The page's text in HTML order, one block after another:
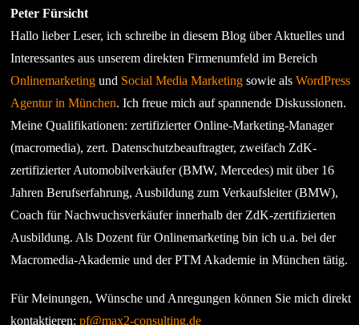
Peter Fürsicht
Hallo lieber Leser, ich schreibe in diesem Blog über Aktuelles und
Interessantes aus unserem direkten Firmenumfeld im Bereich
Onlinemarketing und Social Media Marketing sowie alsWordPress
Agentur in München. Ich freue mich auf spannende Diskussionen.
Meine Qualifikationen: zertifizierter Online-Marketing-Manager
(macromedia), zert. Datenschutzbeauftragter, zweifach ZdK-
zertifizierter Automobilverkäufer (BMW, Mercedes) mit über 16
Jahren Berufserfahrung, Ausbildung zum Verkaufsleiter (BMW),
Coach für Nachwuchsverkäufer innerhalb der ZdK-zertifizierten
Ausbildung. Als Dozent für Onlinemarketing bin ich u.a. bei der
Macromedia-Akademie und der PTM Akademie in München tätig.
Für Meinungen, Wünsche und Anregungen können Sie mich direkt
kontaktieren:pf@max2-consulting.de